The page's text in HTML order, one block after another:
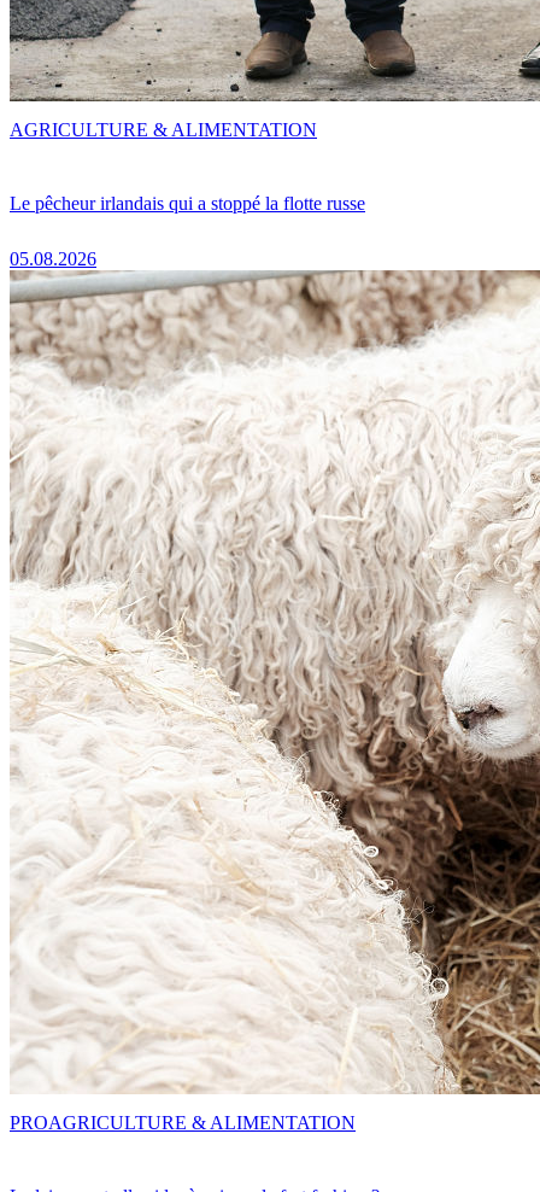
Le pêcheur irlandais qui a stoppé la flotte russe
05.08.2026
AGRICULTURE & ALIMENTATION
PROAGRICULTURE & ALIMENTATION